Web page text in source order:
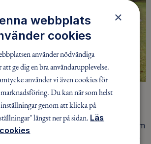
alla
för att så många som möjligt
och de hälsoeffekter som
bidrar du också till vårt arbete
×
webbplats
cookies
använder nödvändiga
ge dig en bra användarupplevelse.
använder vi även cookies för
Du kan när som helst
genom att klicka på
längst ner på sidan. Läs